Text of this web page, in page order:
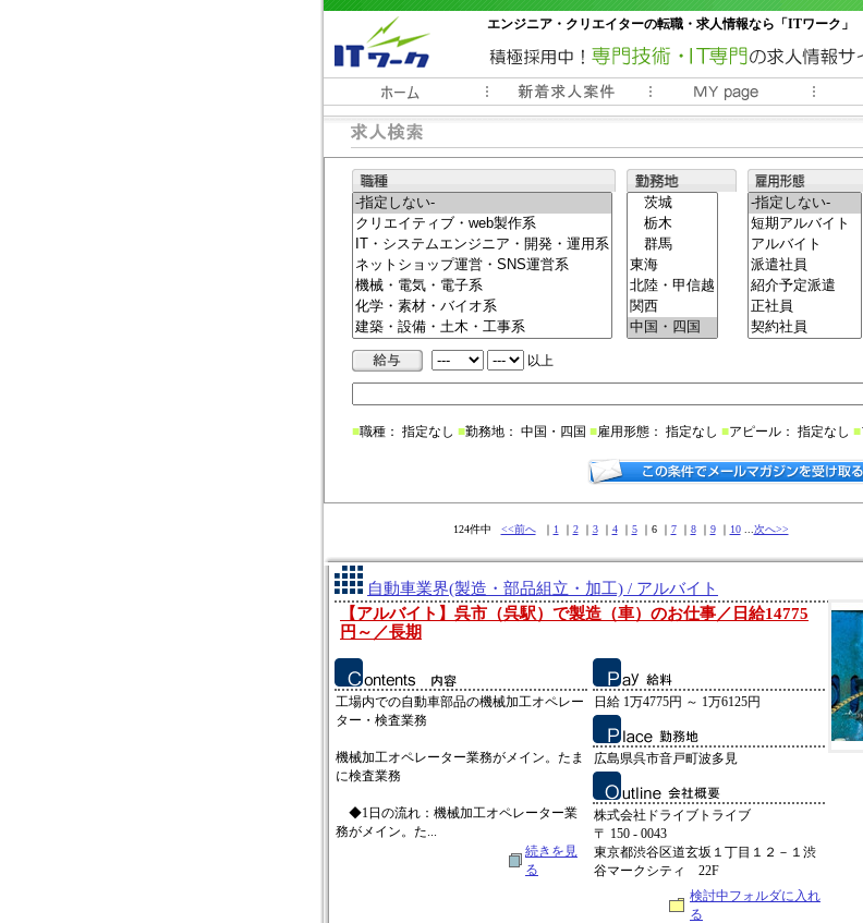
エンジニア・クリエイターの転職・求人情報なら「ITワーク」
常時3000件以上の求人情報掲載中
以上
■職種： 指定なし ■勤務地： 中国・四国 ■雇用形態： 指定なし ■アピール： 指定なし ■
124件中 <<前へ｜ 1 ｜ 2｜ 3｜ 4｜ 5｜6 ｜ 7｜ 8｜ 9｜ 10... 次へ>>
自動車業界(製造・部品組立・加工) / アルバイト
【アルバイト】呉市（呉駅）で製造（車）のお仕事／日給14775
円～／長期
工場内での自動車部品の機械加工オペレー
ター・検査業務
機械加工オペレーター業務がメイン。たま
に検査業務
◆1日の流れ：機械加工オペレーター業
務がメイン。た...
続きを見
る
日給 1万4775円 ～ 1万6125円
広島県呉市音戸町波多見
株式会社ドライブトライブ
〒 150 - 0043
東京都渋谷区道玄坂１丁目１２－１渋
谷マークシティ 22F
検討中フォルダに入れ
る